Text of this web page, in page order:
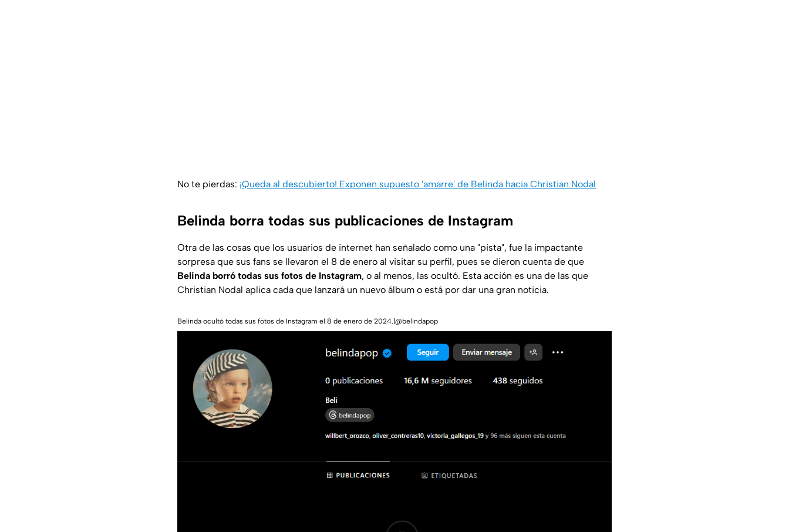
No te pierdas: ¡Queda al descubierto! Exponen supuesto 'amarre' de Belinda hacia Christian Nodal
Belinda borra todas sus publicaciones de Instagram
Otra de las cosas que los usuarios de internet han señalado como una "pista", fue la impactante
sorpresa que sus fans se llevaron el 8 de enero al visitar su perfil, pues se dieron cuenta de que
Belinda borró todas sus fotos de Instagram, o al menos, las ocultó. Esta acción es una de las que
Christian Nodal aplica cada que lanzará un nuevo álbum o está por dar una gran noticia.
Belinda ocultó todas sus fotos de Instagram el 8 de enero de 2024.|@belindapop